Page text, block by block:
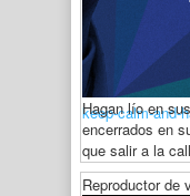
keep-calm-and-
Hagan lío en
encerrados en
que salir a la
Reproductor de